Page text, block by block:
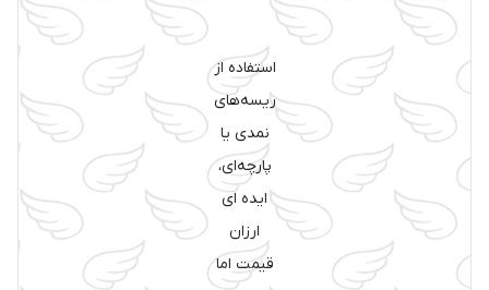
استفاده از
ریسه‌های
نمدی یا
پارچه‌ای،
ایده ای
ارزان
قیمت اما